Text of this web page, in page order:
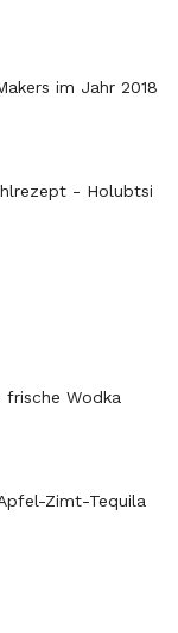
im Jahr 2018
- Holubtsi
frische Wodka
Zimt-Tequila